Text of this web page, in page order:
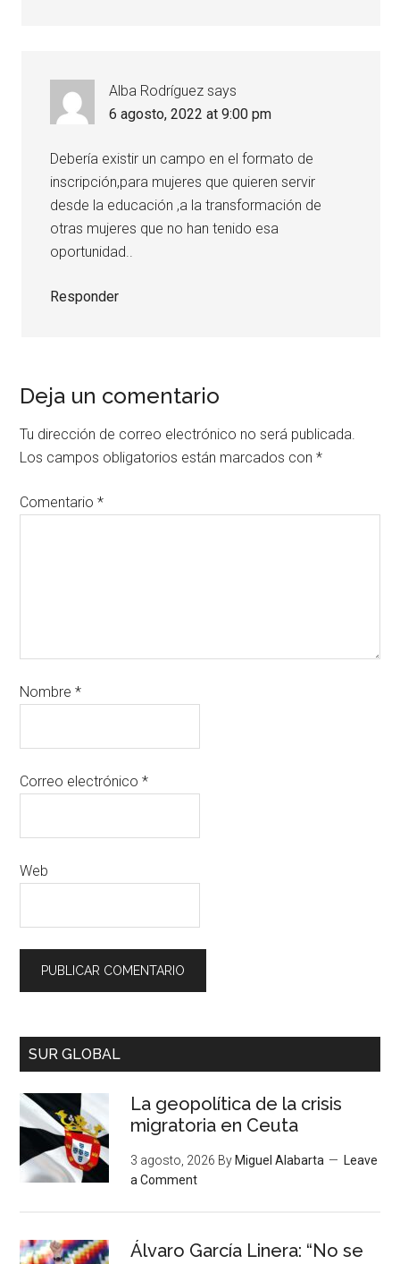
Alba Rodríguez says
6 agosto, 2022 at 9:00 pm
Debería existir un campo en el formato de
inscripción,para mujeres que quieren servir
desde la educación ,a la transformación de
otras mujeres que no han tenido esa
oportunidad..
Responder
Deja un comentario
Tu dirección de correo electrónico no será publicada.
Los campos obligatorios están marcados con*
Comentario*
Nombre*
Correo electrónico*
Web
SUR GLOBAL
La geopolítica de la crisis
migratoria en Ceuta
3 agosto, 2026 By Miguel Alabarta
Leave
a Comment
Álvaro García Linera: “No se